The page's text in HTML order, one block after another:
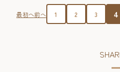
最初へ前へ 1 2 3 4